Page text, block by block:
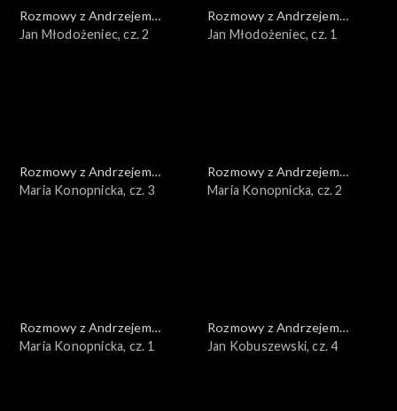
Rozmowy z Andrzejem
Doboszem
Jan Młodożeniec, cz. 2
Rozmowy z Andrzejem
Doboszem
Jan Młodożeniec, cz. 1
Rozmowy z Andrzejem
Doboszem
Maria Konopnicka, cz. 3
Rozmowy z Andrzejem
Doboszem
Maria Konopnicka, cz. 2
Rozmowy z Andrzejem
Doboszem
Maria Konopnicka, cz. 1
Rozmowy z Andrzejem
Doboszem
Jan Kobuszewski, cz. 4